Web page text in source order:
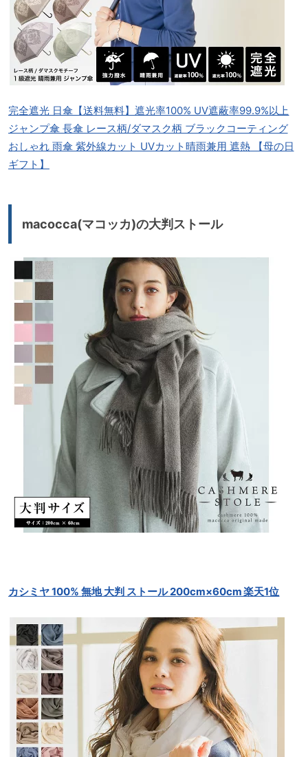
完全遮光 日傘【送料無料】遮光率100% UV遮蔽率99.9%以上
ジャンプ傘 長傘 レース柄/ダマスク柄 ブラックコーティング
おしゃれ 雨傘 紫外線カット UVカット晴雨兼用 遮熱 【母の日
ギフト】
macocca(マコッカ)の大判ストール
カシミヤ 100% 無地 大判 ストール 200cm×60cm 楽天1位